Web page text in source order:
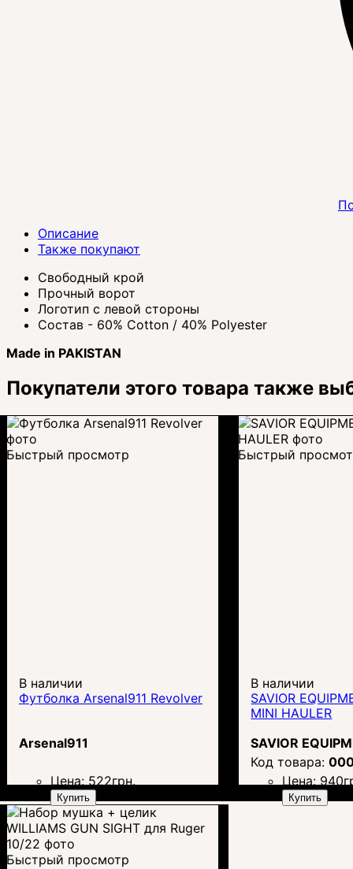
Описание
Также покупают
Свободный крой
Прочный ворот
Логотип с левой стороны
Состав - 60% Cotton / 40% Polyester
Made in PAKISTAN
Покупатели этого товара также
Быстрый просмотр
В наличии
Футболка Arsenal911 Revolver
Arsenal911
Цена:522грн.
Купить
Быстрый
В наличии
SAVIOR
MINI HAULER
SAVIOR
Цена:940
Купить
Быстрый просмотр